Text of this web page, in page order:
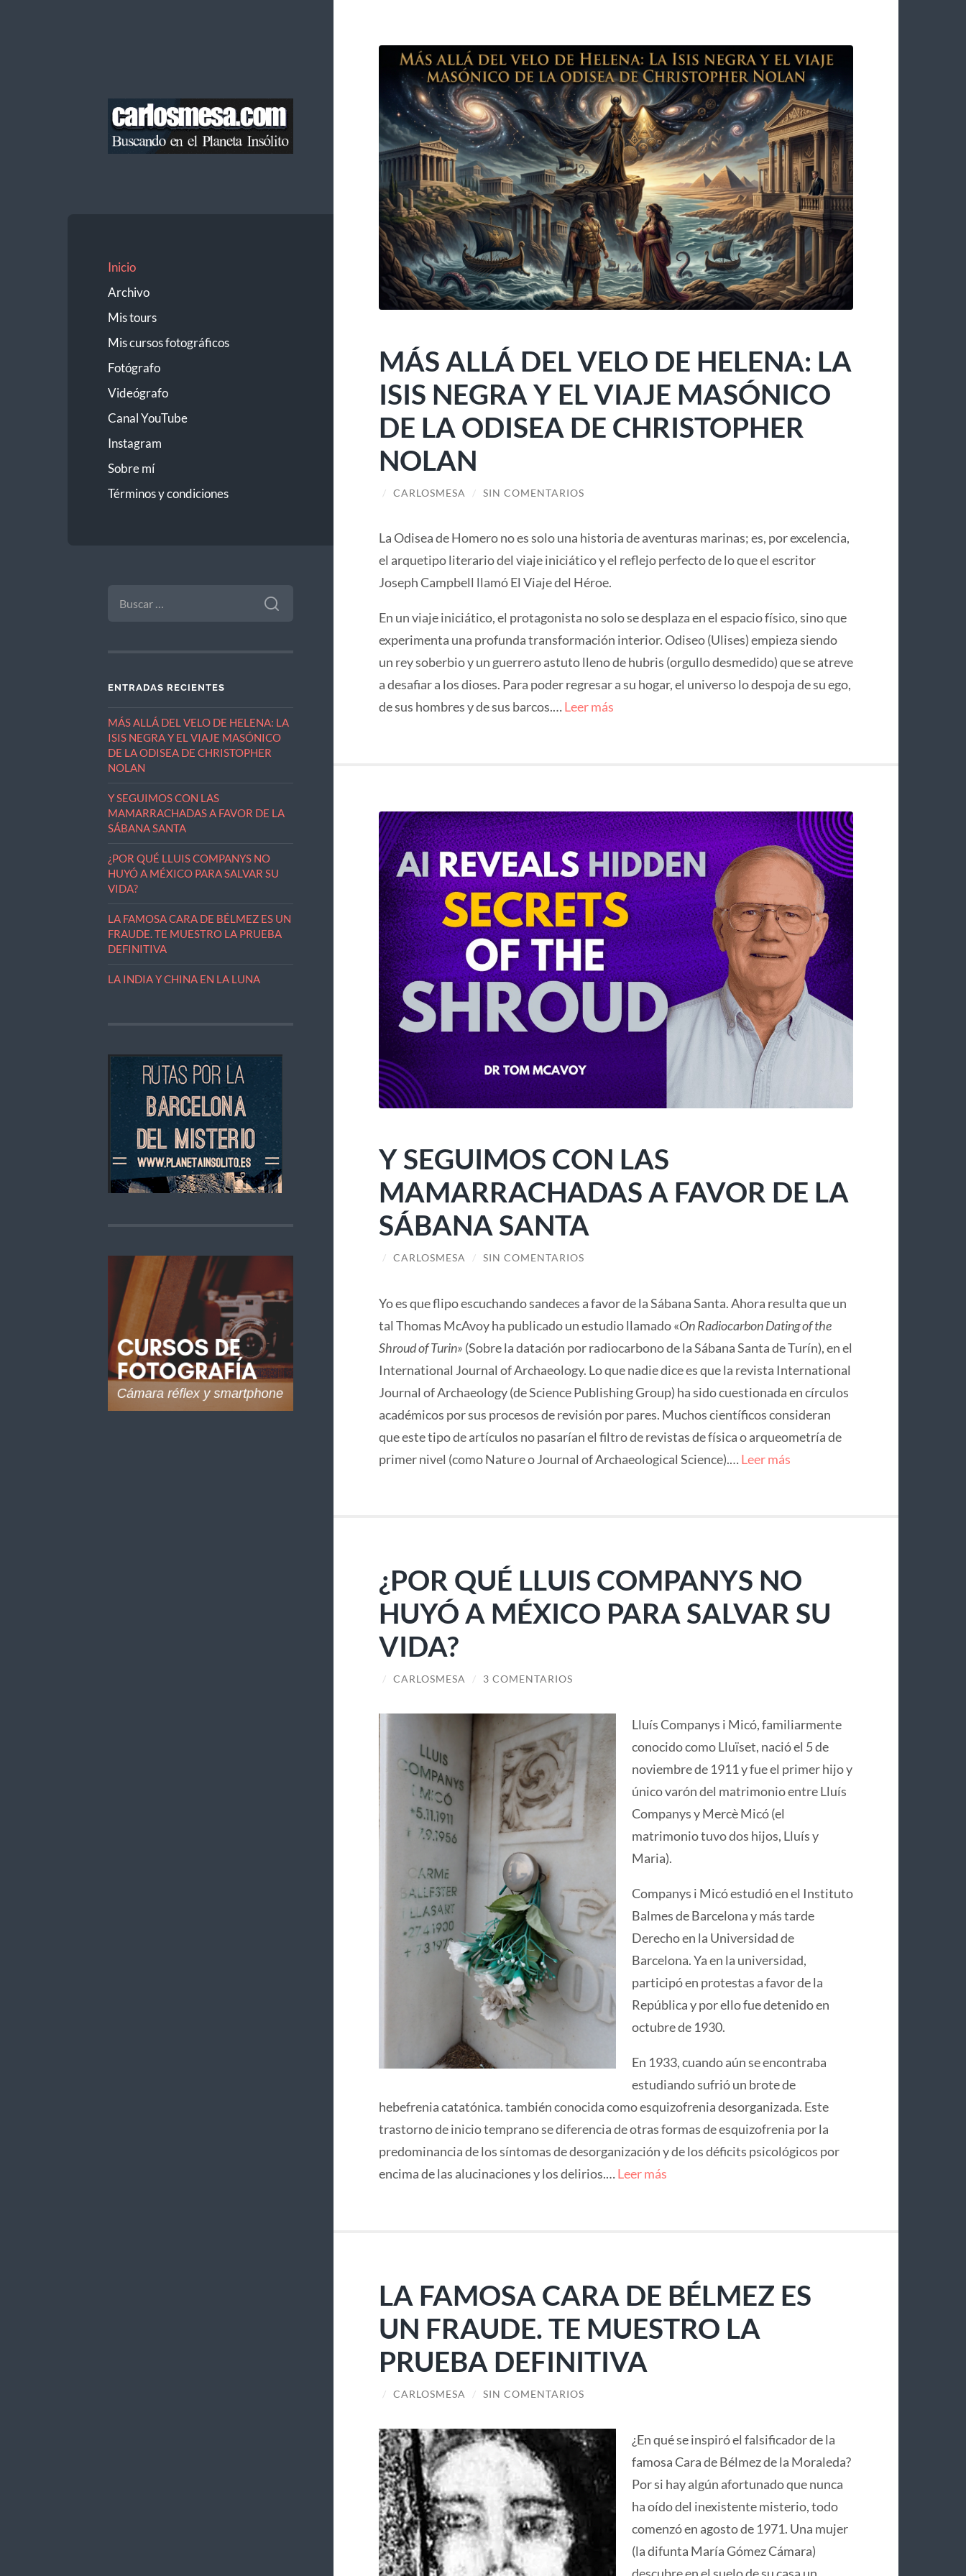
Inicio
Archivo
Mis tours
Mis cursos fotográficos
Fotógrafo
Videógrafo
Canal YouTube
Instagram
Sobre mí
Términos y condiciones
ENTRADAS RECIENTES
MÁS ALLÁ DEL VELO DE HELENA: LA
ISIS NEGRA Y EL VIAJE MASÓNICO
DE LA ODISEA DE CHRISTOPHER
NOLAN
Y SEGUIMOS CON LAS
MAMARRACHADAS A FAVOR DE LA
SÁBANA SANTA
¿POR QUÉ LLUIS COMPANYS NO
HUYÓ A MÉXICO PARA SALVAR SU
VIDA?
LA FAMOSA CARA DE BÉLMEZ ES UN
FRAUDE. TE MUESTRO LA PRUEBA
DEFINITIVA
LA INDIA Y CHINA EN LA LUNA
MÁS ALLÁ DEL VELO DE HELENA: LA
ISIS NEGRA Y EL VIAJE MASÓNICO
DE LA ODISEA DE CHRISTOPHER
NOLAN
/ CARLOSMESA / SIN COMENTARIOS
La Odisea de Homero no es solo una historia de aventuras marinas; es, por excelencia,
el arquetipo literario del viaje iniciático y el reflejo perfecto de lo que el escritor
Joseph Campbell llamó El Viaje del Héroe.
En un viaje iniciático, el protagonista no solo se desplaza en el espacio físico, sino que
experimenta una profunda transformación interior. Odiseo (Ulises) empieza siendo
un rey soberbio y un guerrero astuto lleno de hubris (orgullo desmedido) que se atreve
a desafiar a los dioses. Para poder regresar a su hogar, el universo lo despoja de su ego,
de sus hombres y de sus barcos.…Leer más
Y SEGUIMOS CON LAS
MAMARRACHADAS A FAVOR DE LA
SÁBANA SANTA
/ CARLOSMESA / SIN COMENTARIOS
Yo es que flipo escuchando sandeces a favor de la Sábana Santa. Ahora resulta que un
tal Thomas McAvoy ha publicado un estudio llamado «On Radiocarbon Dating of the
Shroud of Turin» (Sobre la datación por radiocarbono de la Sábana Santa de Turín), en el
International Journal of Archaeology. Lo que nadie dice es que la revista International
Journal of Archaeology (de Science Publishing Group) ha sido cuestionada en círculos
académicos por sus procesos de revisión por pares. Muchos científicos consideran
que este tipo de artículos no pasarían el filtro de revistas de física o arqueometría de
primer nivel (como Nature o Journal of Archaeological Science).…Leer más
¿POR QUÉ LLUIS COMPANYS NO
HUYÓ A MÉXICO PARA SALVAR SU
VIDA?
/ CARLOSMESA / 3 COMENTARIOS
Lluís Companys i Micó, familiarmente
conocido como Lluïset, nació el 5 de
noviembre de 1911 y fue el primer hijo y
único varón del matrimonio entre Lluís
Companys y Mercè Micó (el
matrimonio tuvo dos hijos, Lluís y
Maria).
Companys i Micó estudió en el Instituto
Balmes de Barcelona y más tarde
Derecho en la Universidad de
Barcelona. Ya en la universidad,
participó en protestas a favor de la
República y por ello fue detenido en
octubre de 1930.
En 1933, cuando aún se encontraba
estudiando sufrió un brote de
hebefrenia catatónica. también conocida como esquizofrenia desorganizada. Este
trastorno de inicio temprano se diferencia de otras formas de esquizofrenia por la
predominancia de los síntomas de desorganización y de los déficits psicológicos por
encima de las alucinaciones y los delirios.…Leer más
LA FAMOSA CARA DE BÉLMEZ ES
UN FRAUDE. TE MUESTRO LA
PRUEBA DEFINITIVA
/ CARLOSMESA / SIN COMENTARIOS
¿En qué se inspiró el falsificador de la
famosa Cara de Bélmez de la Moraleda?
Por si hay algún afortunado que nunca
ha oído del inexistente misterio, todo
comenzó en agosto de 1971. Una mujer
(la difunta María Gómez Cámara)